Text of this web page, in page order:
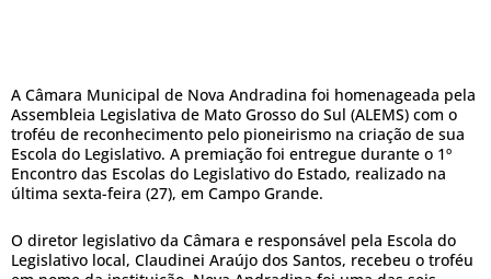
A Câmara Municipal de Nova Andradina foi homenageada pela
Assembleia Legislativa de Mato Grosso do Sul (ALEMS) com o
troféu de reconhecimento pelo pioneirismo na criação de sua
Escola do Legislativo. A premiação foi entregue durante o 1º
Encontro das Escolas do Legislativo do Estado, realizado na
última sexta-feira (27), em Campo Grande.
O diretor legislativo da Câmara e responsável pela Escola do
Legislativo local, Claudinei Araújo dos Santos, recebeu o troféu